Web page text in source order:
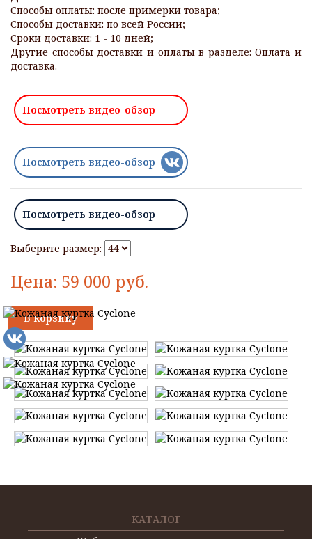
Способы оплаты: после примерки товара;
Способы доставки: по всей России;
Сроки доставки: 1 - 10 дней;
Другие способы доставки и оплаты в разделе: Оплата и
доставка.
Посмотреть видео-обзор
Посмотреть видео-обзор
Посмотреть видео-обзор
Выберите размер:
Цена: 59 000 руб.
В корзину
КАТАЛОГ